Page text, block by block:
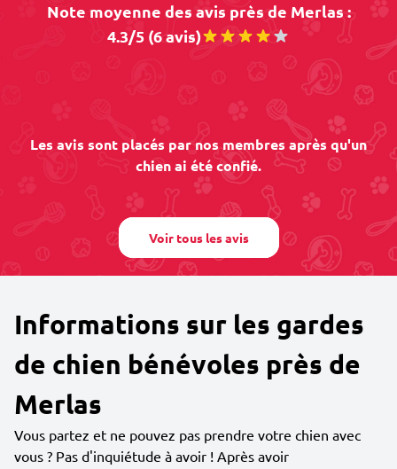
Note moyenne des avis près de Merlas :
4.3/5 (6 avis)
Les avis sont placés par nos membres après qu'un
chien ai été confié.
Voir tous les avis
Informations sur les gardes
de chien bénévoles près de
Merlas
Vous partez et ne pouvez pas prendre votre chien avec
vous ? Pas d'inquiétude à avoir ! Après avoir